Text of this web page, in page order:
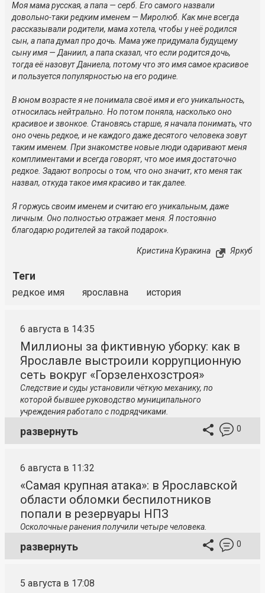
Моя мама русская, а папа — серб. Его самого назвали
довольно-таки редким именем — Миролюб. Как мне всегда
рассказывали родители, мама хотела, чтобы у неё родился
сын, а папа думал про дочь. Мама уже придумала будущему
сыну имя — Даниил, а папа сказал, что если родится дочь,
тогда её назовут Даниела, потому что это имя самое красивое
и пользуется популярностью на его родине.
В юном возрасте я не понимала своё имя и его уникальность,
относилась нейтрально. Но потом поняла, насколько оно
красивое и звонкое. Становясь старше, я начала понимать, что
оно очень редкое, и не каждого даже десятого человека зовут
таким именем. При знакомстве новые люди одаривают меня
комплиментами и всегда говорят, что мое имя достаточно
редкое. Задают вопросы о том, что оно значит, кто меня так
назвал, откуда такое имя красиво и так далее.
Я горжусь своим именем и считаю его уникальным, даже
личным. Оно полностью отражает меня. Я постоянно
благодарю родителей за такой подарок».
Кристина Куракина Яркуб
Теги
редкое имя ярославна история
6 августа в 14:35
Миллионы за фиктивную уборку: как в
Ярославле выстроили коррупционную
сеть вокруг «Горзеленхозстроя»
Следствие и суды установили чёткую механику, по
которой бывшее руководство муниципального
учреждения работало с подрядчиками.
развернуть 0
6 августа в 11:32
«Самая крупная атака»: в Ярославской
области обломки беспилотников
попали в резервуары НПЗ
Осколочные ранения получили четыре человека.
развернуть 0
5 августа в 17:08